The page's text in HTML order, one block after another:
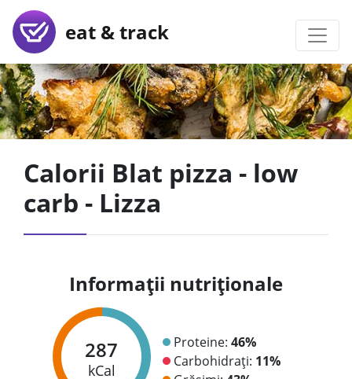
eat & track
Calorii Blat pizza - low
carb - Lizza
Informații nutriționale
287
kCal
Proteine: 46%
Carbohidrați: 11%